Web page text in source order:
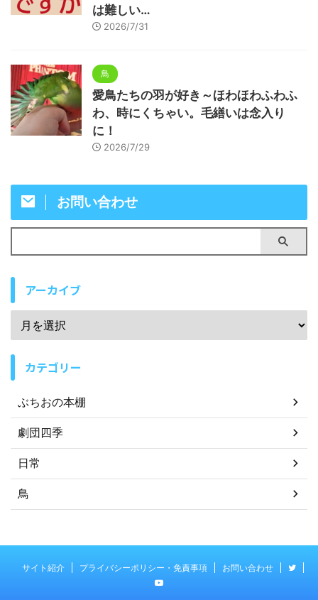
は難しい…
2026/7/31
鳥
愛鳥たちの羽が好き～ほわほわふわふ
わ、時にくちゃい。毛繕いは念入り
に！
2026/7/29
お問い合わせ
アーカイブ
カテゴリー
ぶちおの本棚
劇団四季
日常
鳥
サイト紹介 プライバシーポリシー・免責事項 お問い合わせ